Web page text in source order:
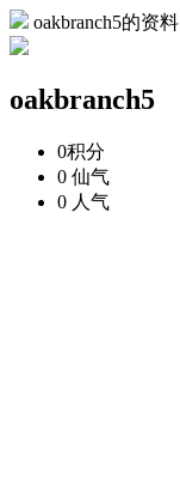
oakbranch5的资料
oakbranch5
0积分
0 仙气
0 人气